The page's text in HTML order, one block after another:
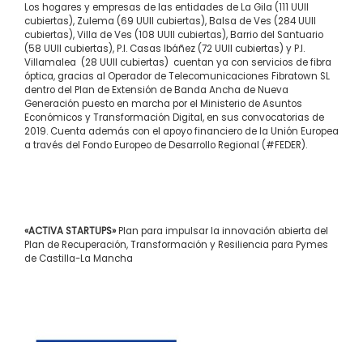
Los hogares y empresas de las entidades de La Gila (111 UUII
cubiertas), Zulema (69 UUII cubiertas), Balsa de Ves (284 UUII
cubiertas), Villa de Ves (108 UUII cubiertas), Barrio del Santuario
(58 UUII cubiertas), P.I. Casas Ibáñez (72 UUII cubiertas) y P.I.
Villamalea (28 UUII cubiertas) cuentan ya con servicios de fibra
óptica, gracias al Operador de Telecomunicaciones Fibratown SL
dentro del Plan de Extensión de Banda Ancha de Nueva
Generación puesto en marcha por el Ministerio de Asuntos
Económicos y Transformación Digital, en sus convocatorias de
2019. Cuenta además con el apoyo financiero de la Unión Europea
a través del Fondo Europeo de Desarrollo Regional (#FEDER).
«ACTIVA STARTUPS»Plan para impulsar la innovación abierta del
Plan de Recuperación, Transformación y Resiliencia para Pymes
de Castilla-La Mancha